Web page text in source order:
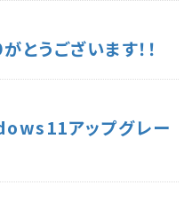
とうございます！！
アップグレー